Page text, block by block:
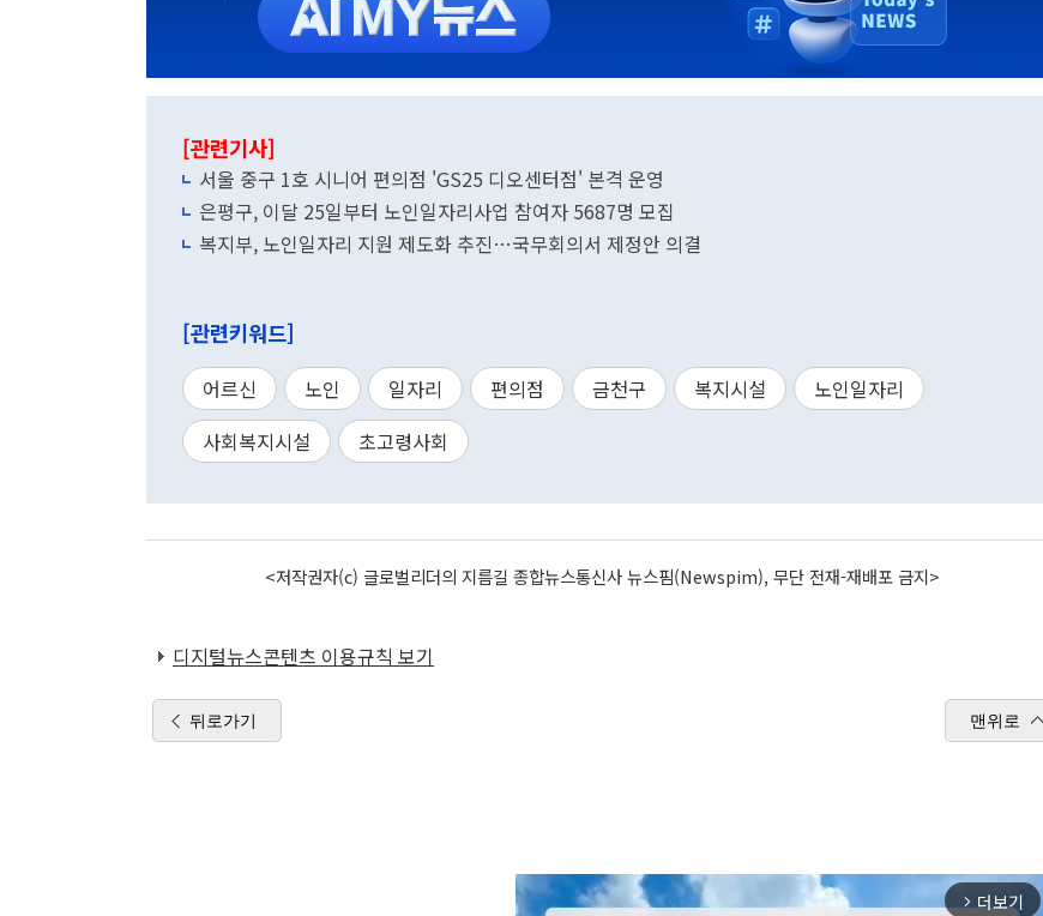
[관련기사]
서울 중구 1호 시니어 편의점 'GS25 디오센터점' 본격 운영
은평구, 이달 25일부터 노인일자리사업 참여자 5687명 모집
복지부, 노인일자리 지원 제도화 추진…국무회의서 제정안 의결
[관련키워드]
어르신 노인 일자리 편의점 금천구 복지시설
노인일자리
사회복지시설
초고령사회
<저작권자(c) 글로벌리더의 지름길 종합뉴스통신사 뉴스핌(Newspim), 무단 전재-재배포 금지>
디지털뉴스콘텐츠 이용규칙 보기
뒤로가기 맨위로
arrow_forward_ios 더보기